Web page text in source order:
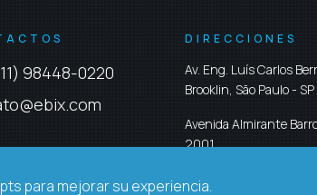
para mejorar su experiencia.
98448-0220
DIRECCIONES
Av. Eng. Luís Carlos
Brooklin,São Paulo-SP
Avenida Almirante
2001